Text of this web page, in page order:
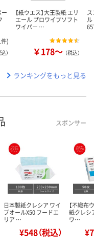
件)
）
【紙ウエス】大王製紙 エリ
エール プロワイプソフト
ワイパー …
￥178～ （税込）
ランキングをもっと見る
スポンサー
日本製紙クレシア ワイ
プオールX50 フードエ
リア …
¥548（税込）
【不織布
紙クレシ
ワ…